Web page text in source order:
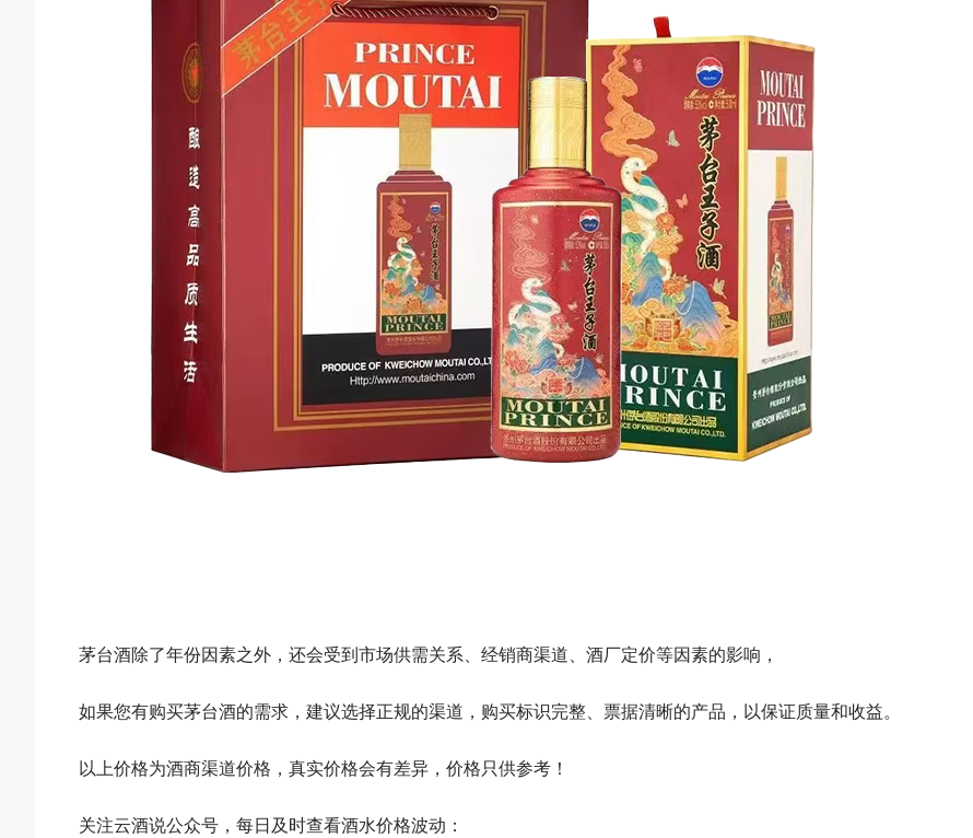
茅台酒除了年份因素之外，还会受到市场供需关系、经销商渠道、酒厂定价等因素的影响，
如果您有购买茅台酒的需求，建议选择正规的渠道，购买标识完整、票据清晰的产品，以保证质量和收益。
以上价格为酒商渠道价格，真实价格会有差异，价格只供参考！
关注云酒说公众号，每日及时查看酒水价格波动：